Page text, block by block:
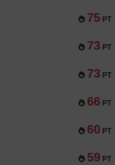
75 PT
73 PT
73 PT
66 PT
60 PT
59 PT